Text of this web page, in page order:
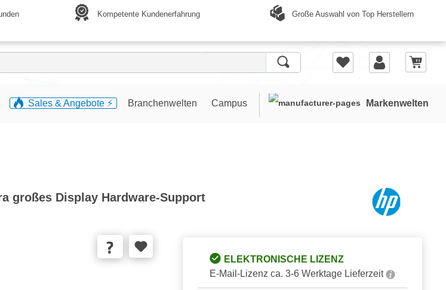
Kompetente Kundenerfahrung Große Auswahl von Top Herstellern
Sales & Angebote ⚡️ Branchenwelten Campus Markenwelten
großes Display Hardware-Support
ELEKTRONISCHE LIZENZ
E-Mail-Lizenz ca. 3-6 Werktage Lieferzeit